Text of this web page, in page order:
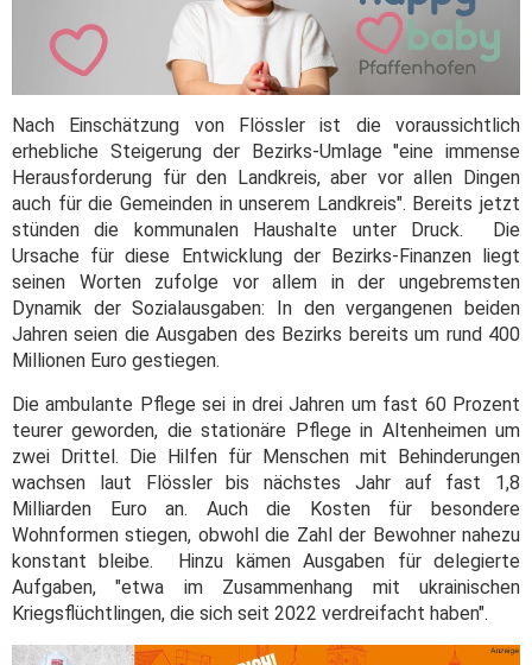
Nach Einschätzung von Flössler ist die voraussichtlich
erhebliche Steigerung der Bezirks-Umlage "eine immense
Herausforderung für den Landkreis, aber vor allen Dingen
auch für die Gemeinden in unserem Landkreis". Bereits jetzt
stünden die kommunalen Haushalte unter Druck. Die
Ursache für diese Entwicklung der Bezirks-Finanzen liegt
seinen Worten zufolge vor allem in der ungebremsten
Dynamik der Sozialausgaben: In den vergangenen beiden
Jahren seien die Ausgaben des Bezirks bereits um rund 400
Millionen Euro gestiegen.
Die ambulante Pflege sei in drei Jahren um fast 60 Prozent
teurer geworden, die stationäre Pflege in Altenheimen um
zwei Drittel. Die Hilfen für Menschen mit Behinderungen
wachsen laut Flössler bis nächstes Jahr auf fast 1,8
Milliarden Euro an. Auch die Kosten für besondere
Wohnformen stiegen, obwohl die Zahl der Bewohner nahezu
konstant bleibe. Hinzu kämen Ausgaben für delegierte
Aufgaben, "etwa im Zusammenhang mit ukrainischen
Kriegsflüchtlingen, die sich seit 2022 verdreifacht haben".